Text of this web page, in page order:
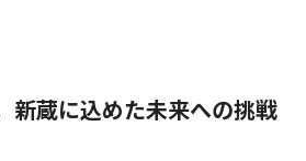
新蔵に込めた未来への挑戦